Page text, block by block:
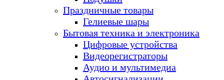
Праздничные товары
Гелиевые шары
Бытовая техника и электроника
Цифровые устройства
Видеорегистраторы
Аудио и мультимедиа